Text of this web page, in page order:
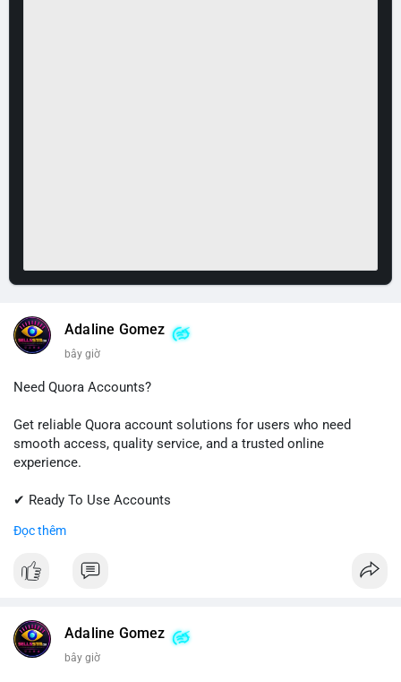
Adaline Gomez
bây giờ
Need Quora Accounts?
Get reliable Quora account solutions for users who need
smooth access, quality service, and a trusted online
experience.
✔ Ready To Use Accounts
✔ Professional Customer Support
📱 WhatsApp: +1 (681) 549-2683
#quora #quoraaccount #socialmediatools
#sellssmm
Đọc thêm
Adaline Gomez
bây giờ